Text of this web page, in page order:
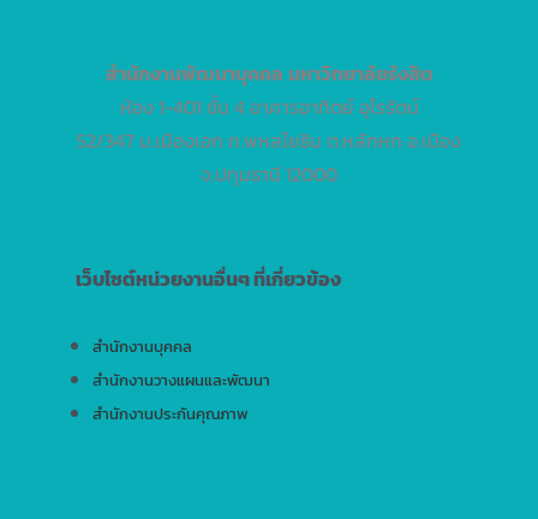
สำนักงานพัฒนาบุคคล มหาวิทยาลัยรังสิต
ห้อง 1-401 ชั้น 4 อาคารอาทิตย์ อุไรรัตน์
52/347 ม.เมืองเอก ถ.พหลโยธิน ต.หลักหก อ.เมือง
จ.ปทุมธานี 12000
เว็บไซต์หน่วยงานอื่นๆ ที่เกี่ยวข้อง
สำนักงานบุคคล
สำนักงานวางแผนและพัฒนา
สำนักงานประกันคุณภาพ